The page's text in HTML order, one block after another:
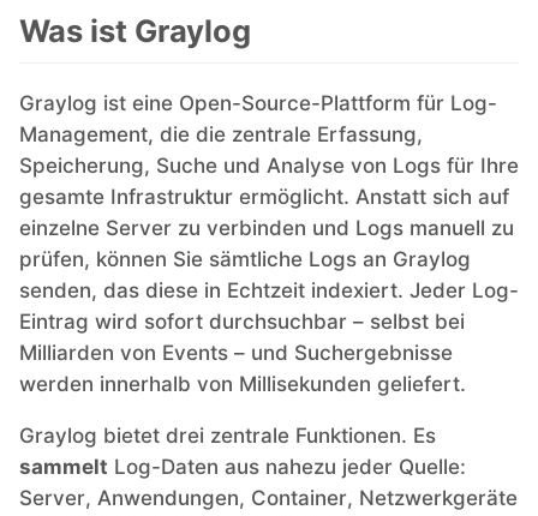
Graylog
InfluxDB
Kafka
Keycloak
Kubernetes Control Plane
MariaDB
Was ist Graylog
Graylog ist eine Open-Source-Plattform für Log-
Management, die die zentrale Erfassung,
Speicherung, Suche und Analyse von Logs für Ihre
gesamte Infrastruktur ermöglicht. Anstatt sich auf
einzelne Server zu verbinden und Logs manuell zu
prüfen, können Sie sämtliche Logs an Graylog
senden, das diese in Echtzeit indexiert. Jeder Log-
Eintrag wird sofort durchsuchbar – selbst bei
Milliarden von Events – und Suchergebnisse
werden innerhalb von Millisekunden geliefert.
Graylog bietet drei zentrale Funktionen. Es
sammelt Log-Daten aus nahezu jeder Quelle:
Server, Anwendungen, Container, Netzwerkgeräte